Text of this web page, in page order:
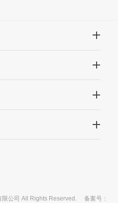
公司 All Rights Reserved. 备案号：